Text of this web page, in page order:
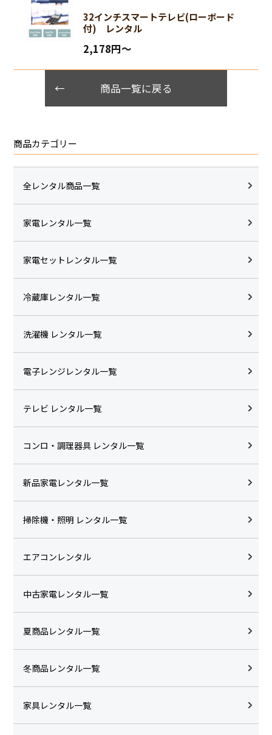
32インチスマートテレビ(ローボード
付) レンタル
2,178円〜
商品一覧に戻る
商品カテゴリー
全レンタル商品一覧
家電レンタル一覧
家電セットレンタル一覧
冷蔵庫レンタル一覧
洗濯機 レンタル一覧
電子レンジレンタル一覧
テレビ レンタル一覧
コンロ・調理器具 レンタル一覧
新品家電レンタル一覧
掃除機・照明 レンタル一覧
エアコンレンタル
中古家電レンタル一覧
夏商品レンタル一覧
冬商品レンタル一覧
家具レンタル一覧